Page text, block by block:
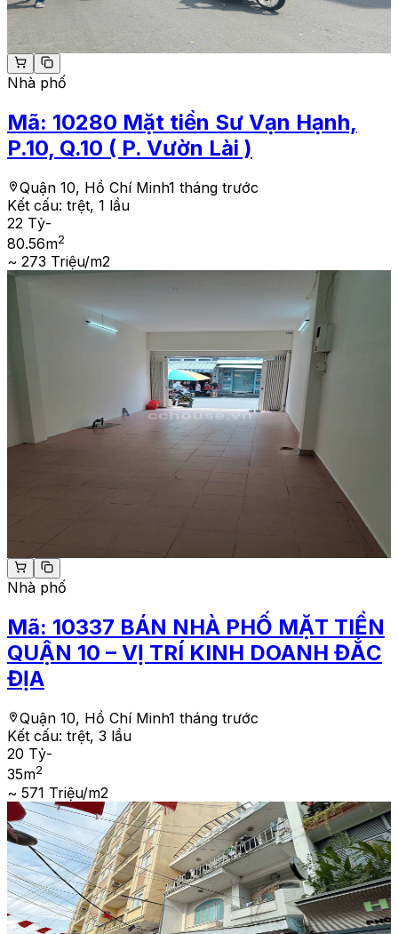
Nhà phố
Mã: 10280 Mặt tiền Sư Vạn Hạnh,
P.10, Q.10 ( P. Vườn Lài )
Quận 10, Hồ Chí Minh1 tháng trước
Kết cấu: trệt, 1 lầu
22 Tỷ-
80.56m2
~ 273 Triệu/m2
Nhà phố
Mã: 10337 BÁN NHÀ PHỐ MẶT TIỀN
QUẬN 10 – VỊ TRÍ KINH DOANH ĐẮC
ĐỊA
Quận 10, Hồ Chí Minh1 tháng trước
Kết cấu: trệt, 3 lầu
20 Tỷ-
35m2
~ 571 Triệu/m2